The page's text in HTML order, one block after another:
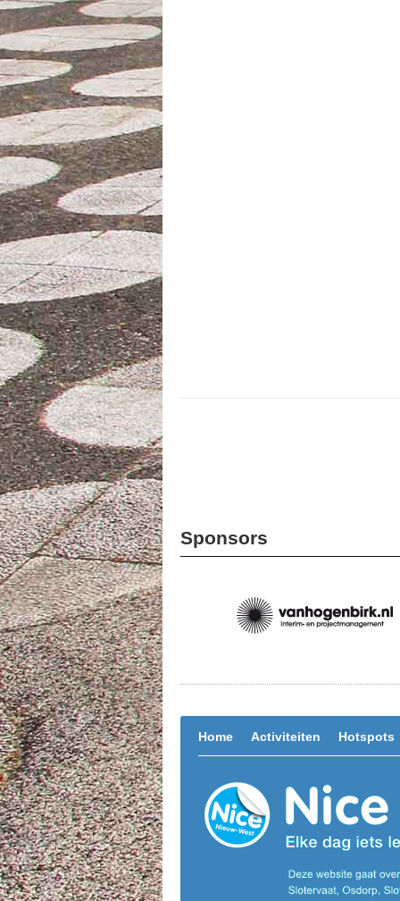
Sponsors
Home Activiteiten Hotspots